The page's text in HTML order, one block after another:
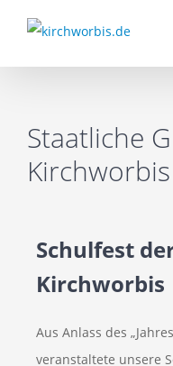
Staatliche
Kirchworbis
Schulfest
Kirchworbis
Aus Anlass des
veranstaltete unsere